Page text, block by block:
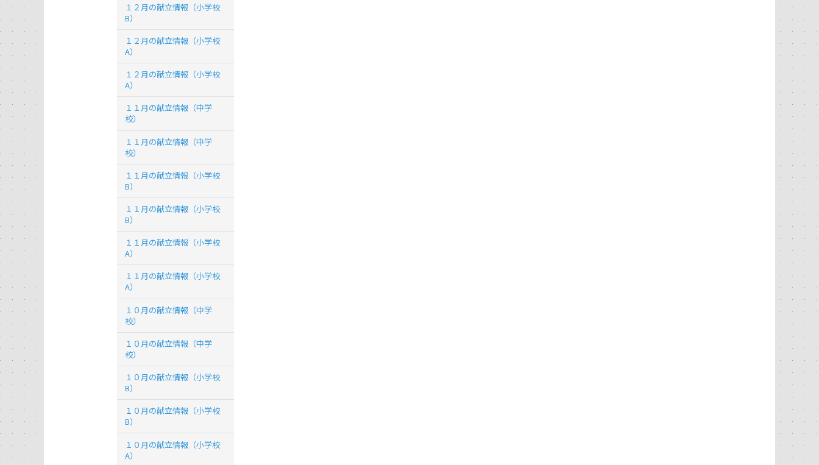
１２月の献立情報（小学校
B）
１２月の献立情報（小学校
A）
１２月の献立情報（小学校
A）
１１月の献立情報（中学
校）
１１月の献立情報（中学
校）
１１月の献立情報（小学校
B）
１１月の献立情報（小学校
B）
１１月の献立情報（小学校
A）
１１月の献立情報（小学校
A）
１０月の献立情報（中学
校）
１０月の献立情報（中学
校）
１０月の献立情報（小学校
B）
１０月の献立情報（小学校
B）
１０月の献立情報（小学校
A）